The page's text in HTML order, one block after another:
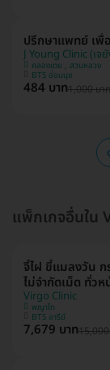
ปรึกษาแพทย์ เพื่
J Young Clinic (เจ
คลองเตย , สวนหลวง
BTS อ่อนนุช
484 บาท1,000 บาท
แพ็กเกจอื่นใน
จี้ไฝ ขี้แมลงวัน ก
ไม่จำกัดเม็ด ทั่ว
Virgo Clinic
พญาไท
BTS อารีย์
7,679 บาท